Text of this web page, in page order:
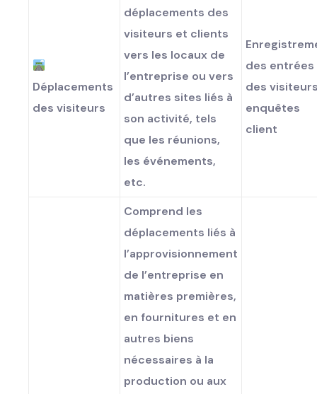
Déplacements
des visiteurs
déplacements des
visiteurs et clients
vers les locaux de
l’entreprise ou vers
d’autres sites liés à
son activité, tels
que les réunions,
les événements,
etc.
des entrées
des
enquêtes
client
Comprend les
déplacements liés à
l’approvisionnement
de l’entreprise en
matières premières,
en fournitures et en
autres biens
nécessaires à la
production ou aux